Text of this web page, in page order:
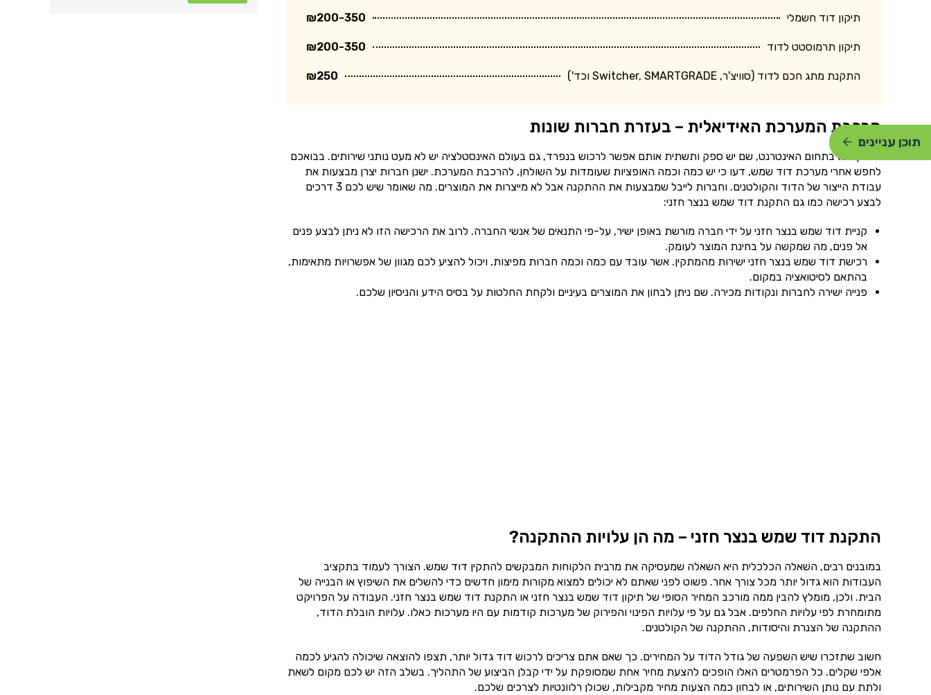
תיקון דוד חשמלי ₪200-350
תיקון תרמוסטט לדוד ₪200-350
התקנת מתג חכם לדוד (סוויצ'ר, Switcher, SMARTGRADE וכד') ₪250
הרכבת המערכת האידיאלית – בעזרת חברות שונות
בדיוק כמו בתחום האינטרנט, שם יש ספק ותשתית אותם אפשר לרכוש בנפרד, גם בעולם האינסטלציה יש לא מעט נותני שירותים. בבואכם
לחפש אחרי מערכת דוד שמש, דעו כי יש כמה וכמה האופציות שעומדות על השולחן, להרכבת המערכת. ישנן חברות יצרן מבצעות את
עבודת הייצור של הדוד והקולטנים. וחברות לייבל שמבצעות את ההתקנה אבל לא מייצרות את המוצרים. מה שאומר שיש לכם 3 דרכים
לבצע רכישה כמו גם התקנת דוד שמש בנצר חזני:
קניית דוד שמש בנצר חזני על ידי חברה מורשת באופן ישיר, על-פי התנאים של אנשי החברה. לרוב את הרכישה הזו לא ניתן לבצע פנים
אל פנים, מה שמקשה על בחינת המוצר לעומק.
רכישת דוד שמש בנצר חזני ישירות מהמתקין. אשר עובד עם כמה וכמה חברות מפיצות, ויכול להציע לכם מגוון של אפשרויות מתאימות,
בהתאם לסיטואציה במקום.
פנייה ישירה לחברות ונקודות מכירה. שם ניתן לבחון את המוצרים בעיניים ולקחת החלטות על בסיס הידע והניסיון שלכם.
התקנת דוד שמש בנצר חזני – מה הן עלויות ההתקנה?
במובנים רבים, השאלה הכלכלית היא השאלה שמעסיקה את מרבית הלקוחות המבקשים להתקין דוד שמש. הצורך לעמוד בתקציב
העבודות הוא גדול יותר מכל צורך אחר. פשוט לפני שאתם לא יכולים למצוא מקורות מימון חדשים כדי להשלים את השיפוץ או הבנייה של
הבית. ולכן, מומלץ להבין ממה מורכב המחיר הסופי של תיקון דוד שמש בנצר חזני או התקנת דוד שמש בנצר חזני. העבודה על הפרויקט
מתומחרת לפי עלויות החלפים. אבל גם על פי עלויות הפינוי והפירוק של מערכות קודמות עם היו מערכות כאלו. עלויות הובלת הדוד,
ההתקנה של הצנרת והיסודות, ההתקנה של הקולטנים.
חשוב שתזכרו שיש השפעה של גודל הדוד על המחירים. כך שאם אתם צריכים לרכוש דוד גדול יותר, תצפו להוצאה שיכולה להגיע לכמה
אלפי שקלים. כל הפרמטרים האלו הופכים להצעת מחיר אחת שמסופקת על ידי קבלן הביצוע של התהליך. בשלב הזה יש לכם מקום לשאת
ולתת עם נותן השירותים, או לבחון כמה הצעות מחיר מקבילות, שכולן רלוונטיות לצרכים שלכם.
תוכן עניינים